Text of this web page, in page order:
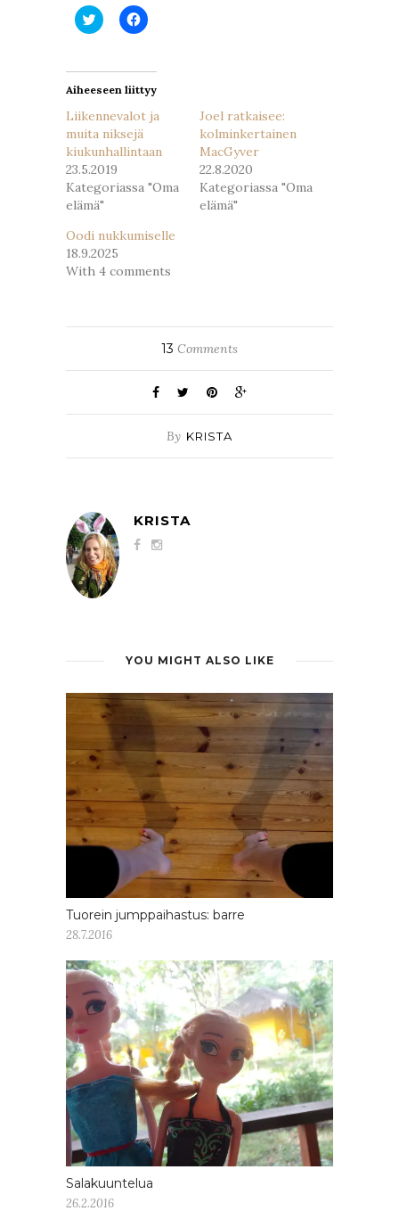
Jaa
Twitterissä(Avautuu
Jaa
Facebookissa(Avautuu
Aiheeseen liittyy
Liikennevalot ja
muita niksejä
kiukunhallintaan
23.5.2019
Kategoriassa "Oma
elämä"
Joel ratkaisee:
kolminkertainen
MacGyver
22.8.2020
Kategoriassa "Oma
elämä"
Oodi nukkumiselle
18.9.2025
With 4 comments
13 Comments
By KRISTA
KRISTA
YOU MIGHT ALSO LIKE
Tuorein jumppaihastus: barre
28.7.2016
Salakuuntelua
26.2.2016